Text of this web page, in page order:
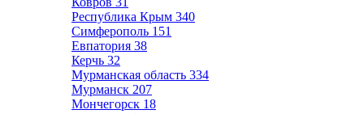
Республика Крым 340
Симферополь 151
Евпатория 38
Керчь 32
Мурманская область 334
Мурманск 207
Мончегорск 18